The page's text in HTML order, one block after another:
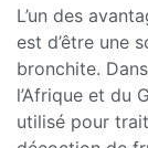
L’un des
est d’être une
bronchite.
l’Afrique et du
utilisé pour